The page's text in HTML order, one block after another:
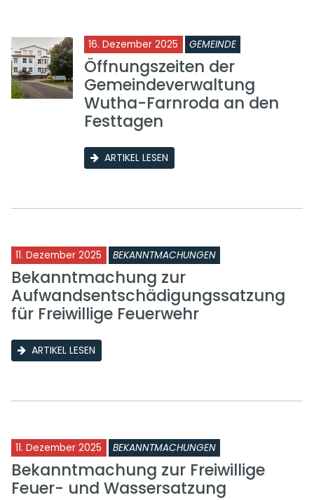
16. Dezember 2025 GEMEINDE
Öffnungszeiten der
Gemeindeverwaltung
Wutha-Farnroda an den
Festtagen
ARTIKEL LESEN
11. Dezember 2025 BEKANNTMACHUNGEN
Bekanntmachung zur
Aufwandsentschädigungssatzung
für Freiwillige Feuerwehr
ARTIKEL LESEN
11. Dezember 2025 BEKANNTMACHUNGEN
Bekanntmachung zur Freiwillige
Feuer- und Wassersatzung